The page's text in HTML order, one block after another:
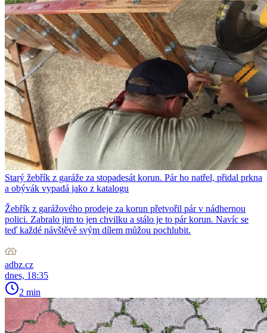
Starý žebřík z garáže za stopadesát korun. Pár ho natřel, přidal prkna
a obývák vypadá jako z katalogu
Žebřík z garážového prodeje za korun přetvořil pár v nádhernou
polici. Zabralo jim to jen chvilku a stálo je to pár korun. Navíc se
teď každé návštěvě svým dílem můžou pochlubit.
adbz.cz
dnes, 18:35
2 min